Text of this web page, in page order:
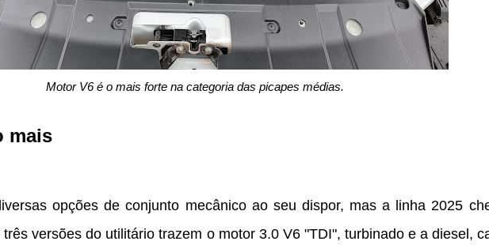
Motor V6 é o mais forte na categoria das picapes médias.
mais
opções de conjunto mecânico ao seu dispor, mas a linha 2025
versões do utilitário trazem o motor 3.0 V6 "TDI", turbinado e a diesel,